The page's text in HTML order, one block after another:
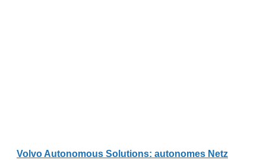
Volvo Autonomous Solutions: autonomes Netz